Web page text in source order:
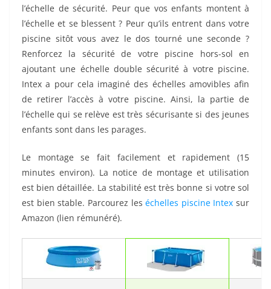
l’échelle de sécurité. Peur que vos enfants montent à
l’échelle et se blessent ? Peur qu’ils entrent dans votre
piscine sitôt vous avez le dos tourné une seconde ?
Renforcez la sécurité de votre piscine hors-sol en
ajoutant une échelle double sécurité à votre piscine.
Intex a pour cela imaginé des échelles amovibles afin
de retirer l’accès à votre piscine. Ainsi, la partie de
l’échelle qui se relève est très sécurisante si des jeunes
enfants sont dans les parages.
Le montage se fait facilement et rapidement (15
minutes environ). La notice de montage et utilisation
est bien détaillée. La stabilité est très bonne si votre sol
est bien stable. Parcourez leséchelles piscine Intex sur
Amazon (lien rémunéré).